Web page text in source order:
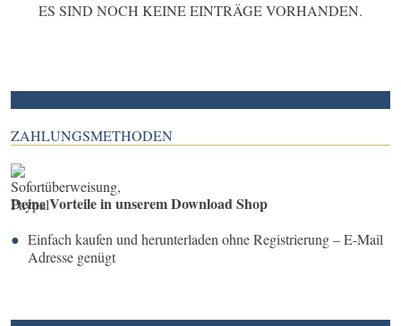
ES SIND NOCH KEINE EINTRÄGE VORHANDEN.
ZAHLUNGSMETHODEN
Deine Vorteile in unserem Download Shop
Einfach kaufen und herunterladen ohne Registrierung – E-Mail
Adresse genügt